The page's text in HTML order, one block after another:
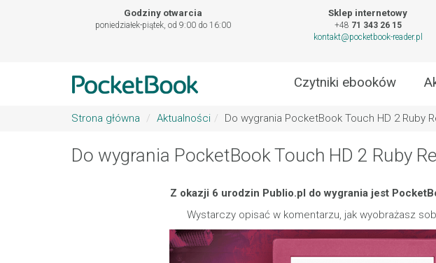
Godziny otwarcia
poniedziałek-piątek, od 9:00 do 16:00
Sklep internetowy
+48 71 343 26 15
kontakt@pocketbook-reader.pl
Czytniki ebooków
Strona główna Aktualności Do wygrania PocketBook Touch HD 2 Ruby
Do wygrania PocketBook Touch HD 2 Ruby
Z okazji 6 urodzin Publio.pl do wygrania jest
Wystarczy opisać w komentarzu, jak wyobrażasz